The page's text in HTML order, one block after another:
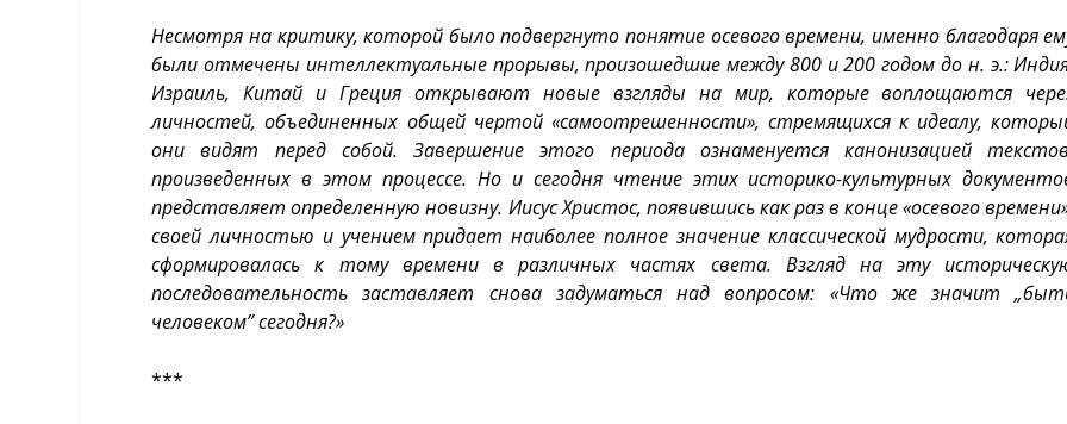
Несмотря на критику, которой было подвергнуто понятие осевого времени, именно благодаря
были отмечены интеллектуальные прорывы, произошедшие между 800 и 200 годом до н. э.:
Израиль, Китай и Греция открывают новые взгляды на мир, которые воплощаются
личностей, объединенных общей чертой «самоотрешенности», стремящихся к идеалу,
они видят перед собой. Завершение этого периода ознаменуется канонизацией
произведенных в этом процессе. Но и сегодня чтение этих историко-культурных
представляет определенную новизну. Иисус Христос, появившись как раз в конце «осевого
своей личностью и учением придает наиболее полное значение классической мудрости,
сформировалась к тому времени в различных частях света. Взгляд на эту
последовательность заставляет снова задуматься над вопросом: «Что же значит
человеком” сегодня?»
***